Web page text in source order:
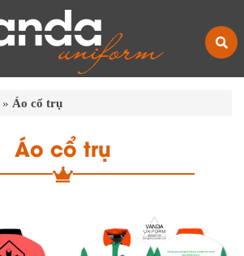
» Áo cổ trụ
Áo cổ trụ